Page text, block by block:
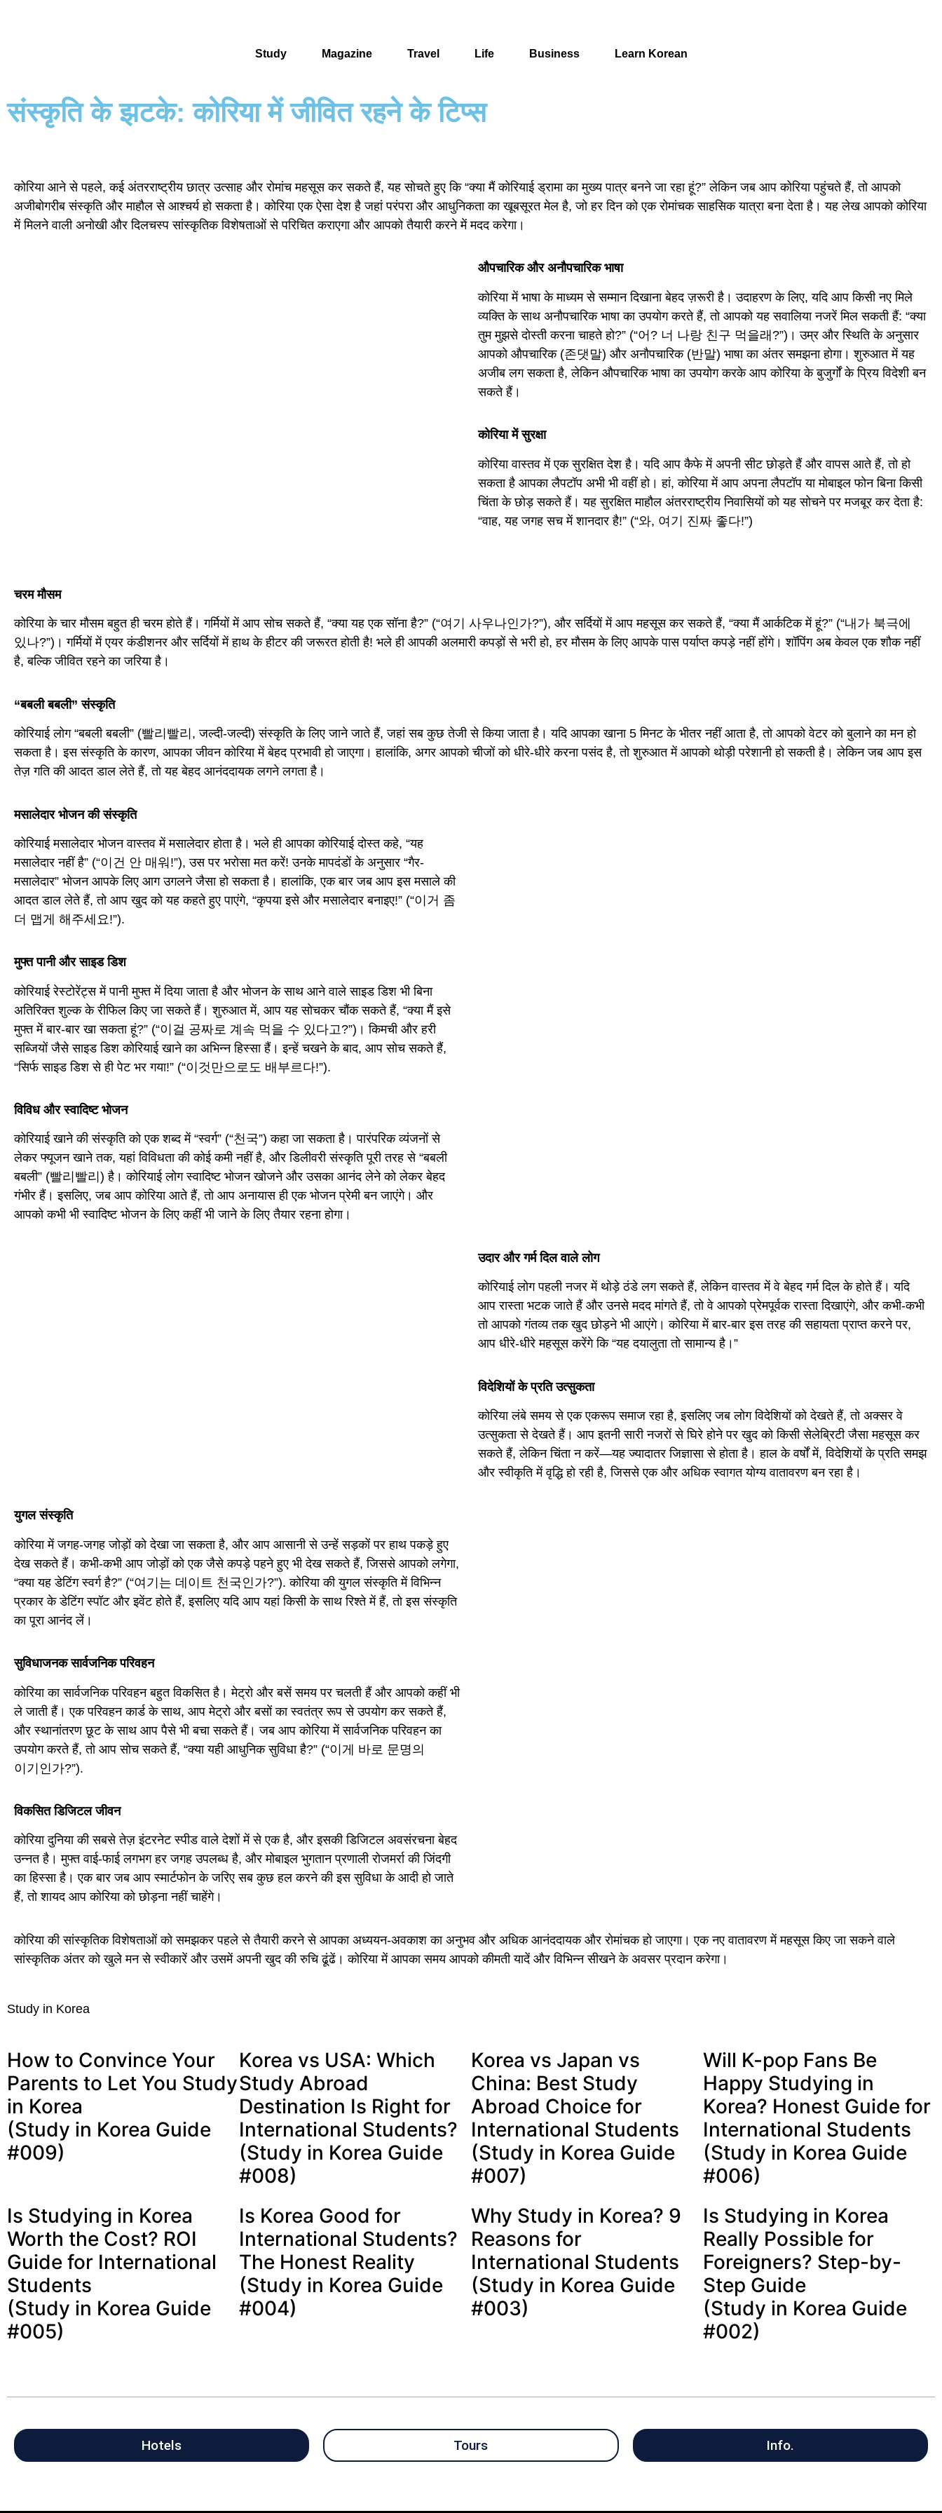
Study Magazine Travel Life Business Learn Korean
संस्कृति के झटके: कोरिया में जीवित रहने के टिप्स
कोरिया आने से पहले, कई अंतरराष्ट्रीय छात्र उत्साह और रोमांच महसूस कर सकते हैं, यह सोचते हुए कि “क्या मैं कोरियाई ड्रामा का मुख्य पात्र बनने जा रहा हूं?” लेकिन जब आप कोरिया पहुंचते हैं, तो आपको
अजीबोगरीब संस्कृति और माहौल से आश्चर्य हो सकता है। कोरिया एक ऐसा देश है जहां परंपरा और आधुनिकता का खूबसूरत मेल है, जो हर दिन को एक रोमांचक साहसिक यात्रा बना देता है। यह लेख आपको कोरिया
में मिलने वाली अनोखी और दिलचस्प सांस्कृतिक विशेषताओं से परिचित कराएगा और आपको तैयारी करने में मदद करेगा।
औपचारिक और अनौपचारिक भाषा
कोरिया में भाषा के माध्यम से सम्मान दिखाना बेहद ज़रूरी है। उदाहरण के लिए, यदि आप किसी नए मिले
व्यक्ति के साथ अनौपचारिक भाषा का उपयोग करते हैं, तो आपको यह सवालिया नजरें मिल सकती हैं: “क्या
तुम मुझसे दोस्ती करना चाहते हो?” (“어? 너 나랑 친구 먹을래?”)। उम्र और स्थिति के अनुसार
आपको औपचारिक (존댓말) और अनौपचारिक (반말) भाषा का अंतर समझना होगा। शुरुआत में यह
अजीब लग सकता है, लेकिन औपचारिक भाषा का उपयोग करके आप कोरिया के बुजुर्गों के प्रिय विदेशी बन
सकते हैं।
कोरिया में सुरक्षा
कोरिया वास्तव में एक सुरक्षित देश है। यदि आप कैफे में अपनी सीट छोड़ते हैं और वापस आते हैं, तो हो
सकता है आपका लैपटॉप अभी भी वहीं हो। हां, कोरिया में आप अपना लैपटॉप या मोबाइल फोन बिना किसी
चिंता के छोड़ सकते हैं। यह सुरक्षित माहौल अंतरराष्ट्रीय निवासियों को यह सोचने पर मजबूर कर देता है:
“वाह, यह जगह सच में शानदार है!” (“와, 여기 진짜 좋다!”)
चरम मौसम
कोरिया के चार मौसम बहुत ही चरम होते हैं। गर्मियों में आप सोच सकते हैं, “क्या यह एक सॉना है?” (“여기 사우나인가?”), और सर्दियों में आप महसूस कर सकते हैं, “क्या मैं आर्कटिक में हूं?” (“내가 북극에
있나?”)। गर्मियों में एयर कंडीशनर और सर्दियों में हाथ के हीटर की जरूरत होती है! भले ही आपकी अलमारी कपड़ों से भरी हो, हर मौसम के लिए आपके पास पर्याप्त कपड़े नहीं होंगे। शॉपिंग अब केवल एक शौक नहीं
है, बल्कि जीवित रहने का जरिया है।
“बबली बबली” संस्कृति
कोरियाई लोग “बबली बबली” (빨리빨리, जल्दी-जल्दी) संस्कृति के लिए जाने जाते हैं, जहां सब कुछ तेजी से किया जाता है। यदि आपका खाना 5 मिनट के भीतर नहीं आता है, तो आपको वेटर को बुलाने का मन हो
सकता है। इस संस्कृति के कारण, आपका जीवन कोरिया में बेहद प्रभावी हो जाएगा। हालांकि, अगर आपको चीजों को धीरे-धीरे करना पसंद है, तो शुरुआत में आपको थोड़ी परेशानी हो सकती है। लेकिन जब आप इस
तेज़ गति की आदत डाल लेते हैं, तो यह बेहद आनंददायक लगने लगता है।
मसालेदार भोजन की संस्कृति
कोरियाई मसालेदार भोजन वास्तव में मसालेदार होता है। भले ही आपका कोरियाई दोस्त कहे, “यह
मसालेदार नहीं है” (“이건 안 매워!”), उस पर भरोसा मत करें! उनके मापदंडों के अनुसार “गैर-
मसालेदार” भोजन आपके लिए आग उगलने जैसा हो सकता है। हालांकि, एक बार जब आप इस मसाले की
आदत डाल लेते हैं, तो आप खुद को यह कहते हुए पाएंगे, “कृपया इसे और मसालेदार बनाइए!” (“이거 좀
더 맵게 해주세요!”).
मुफ्त पानी और साइड डिश
कोरियाई रेस्टोरेंट्स में पानी मुफ्त में दिया जाता है और भोजन के साथ आने वाले साइड डिश भी बिना
अतिरिक्त शुल्क के रीफिल किए जा सकते हैं। शुरुआत में, आप यह सोचकर चौंक सकते हैं, “क्या मैं इसे
मुफ्त में बार-बार खा सकता हूं?” (“이걸 공짜로 계속 먹을 수 있다고?”)। किमची और हरी
सब्जियों जैसे साइड डिश कोरियाई खाने का अभिन्न हिस्सा हैं। इन्हें चखने के बाद, आप सोच सकते हैं,
“सिर्फ साइड डिश से ही पेट भर गया!” (“이것만으로도 배부르다!”).
विविध और स्वादिष्ट भोजन
कोरियाई खाने की संस्कृति को एक शब्द में “स्वर्ग” (“천국”) कहा जा सकता है। पारंपरिक व्यंजनों से
लेकर फ्यूजन खाने तक, यहां विविधता की कोई कमी नहीं है, और डिलीवरी संस्कृति पूरी तरह से “बबली
बबली” (빨리빨리) है। कोरियाई लोग स्वादिष्ट भोजन खोजने और उसका आनंद लेने को लेकर बेहद
गंभीर हैं। इसलिए, जब आप कोरिया आते हैं, तो आप अनायास ही एक भोजन प्रेमी बन जाएंगे। और
आपको कभी भी स्वादिष्ट भोजन के लिए कहीं भी जाने के लिए तैयार रहना होगा।
उदार और गर्म दिल वाले लोग
कोरियाई लोग पहली नजर में थोड़े ठंडे लग सकते हैं, लेकिन वास्तव में वे बेहद गर्म दिल के होते हैं। यदि
आप रास्ता भटक जाते हैं और उनसे मदद मांगते हैं, तो वे आपको प्रेमपूर्वक रास्ता दिखाएंगे, और कभी-कभी
तो आपको गंतव्य तक खुद छोड़ने भी आएंगे। कोरिया में बार-बार इस तरह की सहायता प्राप्त करने पर,
आप धीरे-धीरे महसूस करेंगे कि “यह दयालुता तो सामान्य है।”
विदेशियों के प्रति उत्सुकता
कोरिया लंबे समय से एक एकरूप समाज रहा है, इसलिए जब लोग विदेशियों को देखते हैं, तो अक्सर वे
उत्सुकता से देखते हैं। आप इतनी सारी नजरों से घिरे होने पर खुद को किसी सेलेब्रिटी जैसा महसूस कर
सकते हैं, लेकिन चिंता न करें—यह ज्यादातर जिज्ञासा से होता है। हाल के वर्षों में, विदेशियों के प्रति समझ
और स्वीकृति में वृद्धि हो रही है, जिससे एक और अधिक स्वागत योग्य वातावरण बन रहा है।
युगल संस्कृति
कोरिया में जगह-जगह जोड़ों को देखा जा सकता है, और आप आसानी से उन्हें सड़कों पर हाथ पकड़े हुए
देख सकते हैं। कभी-कभी आप जोड़ों को एक जैसे कपड़े पहने हुए भी देख सकते हैं, जिससे आपको लगेगा,
“क्या यह डेटिंग स्वर्ग है?” (“여기는 데이트 천국인가?”). कोरिया की युगल संस्कृति में विभिन्न
प्रकार के डेटिंग स्पॉट और इवेंट होते हैं, इसलिए यदि आप यहां किसी के साथ रिश्ते में हैं, तो इस संस्कृति
का पूरा आनंद लें।
सुविधाजनक सार्वजनिक परिवहन
कोरिया का सार्वजनिक परिवहन बहुत विकसित है। मेट्रो और बसें समय पर चलती हैं और आपको कहीं भी
ले जाती हैं। एक परिवहन कार्ड के साथ, आप मेट्रो और बसों का स्वतंत्र रूप से उपयोग कर सकते हैं,
और स्थानांतरण छूट के साथ आप पैसे भी बचा सकते हैं। जब आप कोरिया में सार्वजनिक परिवहन का
उपयोग करते हैं, तो आप सोच सकते हैं, “क्या यही आधुनिक सुविधा है?” (“이게 바로 문명의
이기인가?”).
विकसित डिजिटल जीवन
कोरिया दुनिया की सबसे तेज़ इंटरनेट स्पीड वाले देशों में से एक है, और इसकी डिजिटल अवसंरचना बेहद
उन्नत है। मुफ्त वाई-फाई लगभग हर जगह उपलब्ध है, और मोबाइल भुगतान प्रणाली रोजमर्रा की जिंदगी
का हिस्सा है। एक बार जब आप स्मार्टफोन के जरिए सब कुछ हल करने की इस सुविधा के आदी हो जाते
हैं, तो शायद आप कोरिया को छोड़ना नहीं चाहेंगे।
कोरिया की सांस्कृतिक विशेषताओं को समझकर पहले से तैयारी करने से आपका अध्ययन-अवकाश का अनुभव और अधिक आनंददायक और रोमांचक हो जाएगा। एक नए वातावरण में महसूस किए जा सकने वाले
सांस्कृतिक अंतर को खुले मन से स्वीकारें और उसमें अपनी खुद की रुचि ढूंढें। कोरिया में आपका समय आपको कीमती यादें और विभिन्न सीखने के अवसर प्रदान करेगा।
Study in Korea
How to Convince Your
Parents to Let You Study
in Korea
(Study in Korea Guide
#009)
Korea vs USA: Which
Study Abroad
Destination Is Right for
International Students?
(Study in Korea Guide
#008)
Korea vs Japan vs
China: Best Study
Abroad Choice for
International Students
(Study in Korea Guide
#007)
Will K-pop Fans Be
Happy Studying in
Korea? Honest Guide for
International Students
(Study in Korea Guide
#006)
Is Studying in Korea
Worth the Cost? ROI
Guide for International
Students
(Study in Korea Guide
#005)
Is Korea Good for
International Students?
The Honest Reality
(Study in Korea Guide
#004)
Why Study in Korea? 9
Reasons for
International Students
(Study in Korea Guide
#003)
Is Studying in Korea
Really Possible for
Foreigners? Step-by-
Step Guide
(Study in Korea Guide
#002)
Hotels Tours Info.